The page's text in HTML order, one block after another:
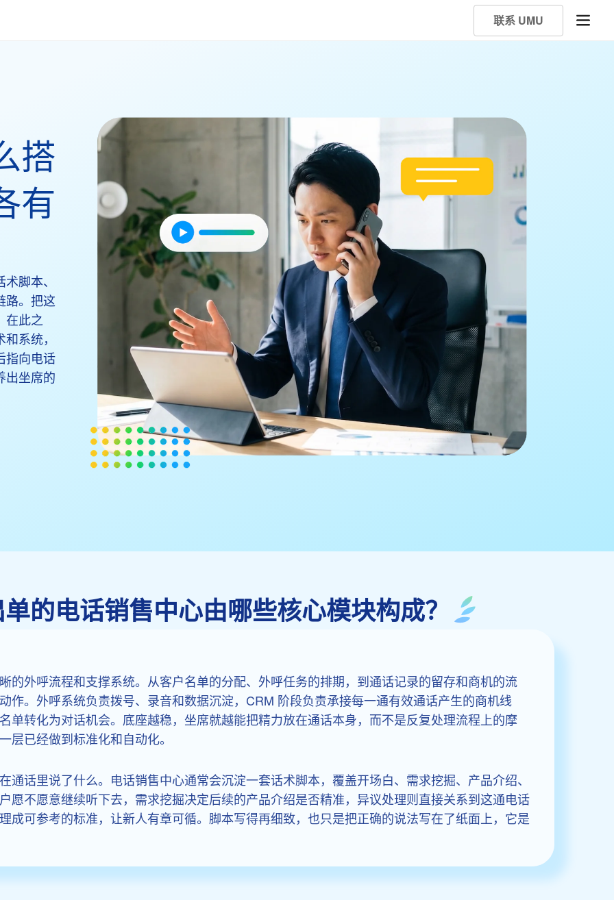
联系 UMU
搭
有
脚本、
路。把这
在此之
系统，
指向电话
出坐席的
的电话销售中心由哪些核心模块构成？
的外呼流程和支撑系统。从客户名单的分配、外呼任务的排期，到通话记录的留存和商机的流
作。外呼系统负责拨号、录音和数据沉淀，CRM 阶段负责承接每一通有效通话产生的商机线
单转化为对话机会。底座越稳，坐席就越能把精力放在通话本身，而不是反复处理流程上的摩
层已经做到标准化和自动化。
通话里说了什么。电话销售中心通常会沉淀一套话术脚本，覆盖开场白、需求挖掘、产品介绍、
愿不愿意继续听下去，需求挖掘决定后续的产品介绍是否精准，异议处理则直接关系到这通电话
成可参考的标准，让新人有章可循。脚本写得再细致，也只是把正确的说法写在了纸面上，它是